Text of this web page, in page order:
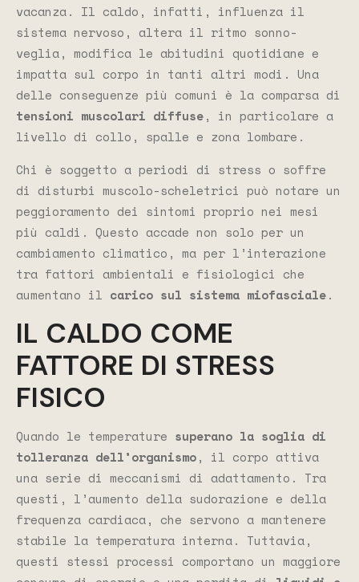
vacanza. Il caldo, infatti, influenza il
sistema nervoso, altera il ritmo sonno-
veglia, modifica le abitudini quotidiane e
impatta sul corpo in tanti altri modi. Una
delle conseguenze più comuni è la comparsa di
tensioni muscolari diffuse, in particolare a
livello di collo, spalle e zona lombare.
Chi è soggetto a periodi di stress o soffre
di disturbi muscolo-scheletrici può notare un
peggioramento dei sintomi proprio nei mesi
più caldi. Questo accade non solo per un
cambiamento climatico, ma per l’interazione
tra fattori ambientali e fisiologici che
aumentano il carico sul sistema miofasciale.
IL CALDO COME
FATTORE DI STRESS
FISICO
Quando le temperature superano la soglia di
tolleranza dell’organismo, il corpo attiva
una serie di meccanismi di adattamento. Tra
questi, l’aumento della sudorazione e della
frequenza cardiaca, che servono a mantenere
stabile la temperatura interna. Tuttavia,
questi stessi processi comportano un maggiore